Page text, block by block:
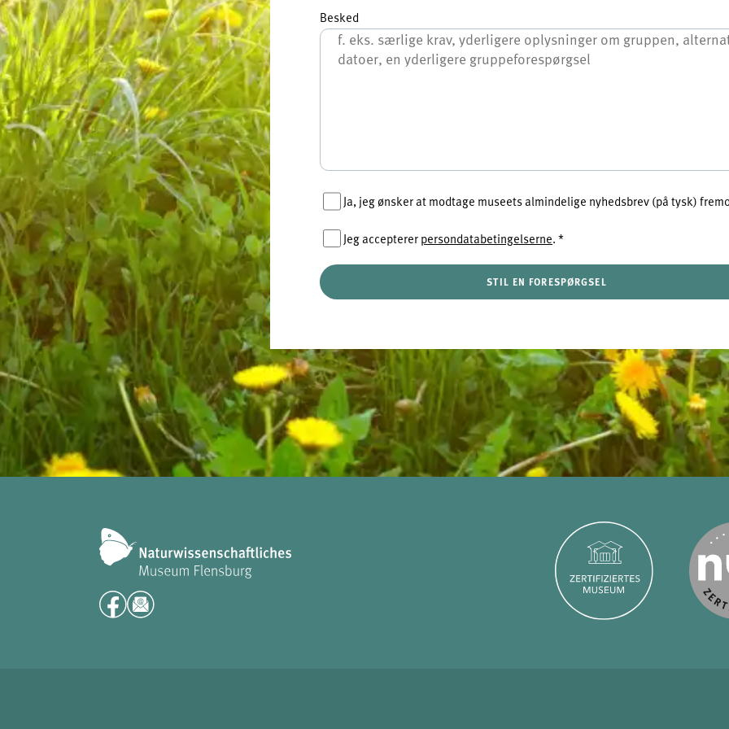
Besked
Ja, jeg ønsker at modtage museets almindelige nyhedsbrev (på tysk)
Jeg accepterer persondatabetingelserne.*
STIL EN FORESPØRGSEL